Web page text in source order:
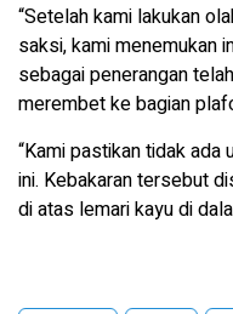
“Setelah kami lakukan
saksi, kami menemukan
sebagai penerangan
merembet ke bagian
“Kami pastikan tidak ada
ini. Kebakaran tersebut
di atas lemari kayu di